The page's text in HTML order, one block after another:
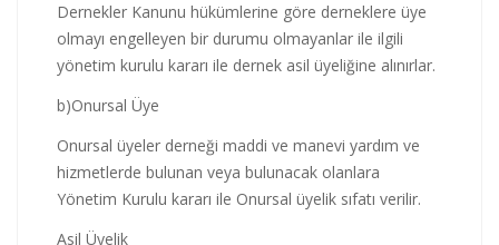
Dernekler Kanunu hükümlerine göre derneklere üye
olmayı engelleyen bir durumu olmayanlar ile ilgili
yönetim kurulu kararı ile dernek asil üyeliğine alınırlar.
b)Onursal Üye
Onursal üyeler derneği maddi ve manevi yardım ve
hizmetlerde bulunan veya bulunacak olanlara
Yönetim Kurulu kararı ile Onursal üyelik sıfatı verilir.
Asil Üyelik